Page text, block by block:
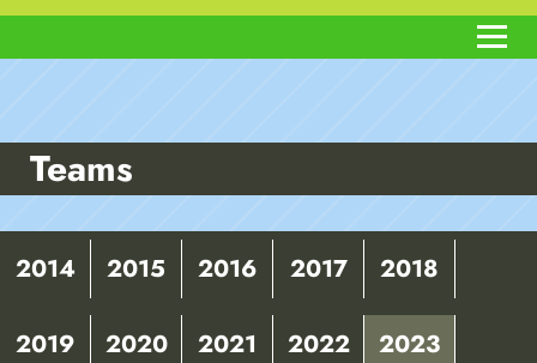
Teams
2014 2015 2016 2017 2018
2019 2020 2021 2022 2023